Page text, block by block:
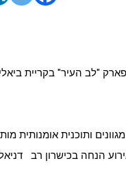
ומשך כ־9000 תושבי העיר והאורחים שנהנו מאווירה תוססת, אוכל
ותוכנית אומנותית
הנחה בכישרון רב דניאל